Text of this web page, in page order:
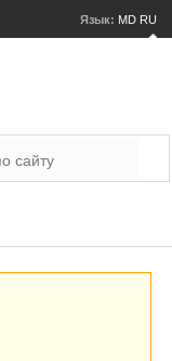
Язык: MD RU